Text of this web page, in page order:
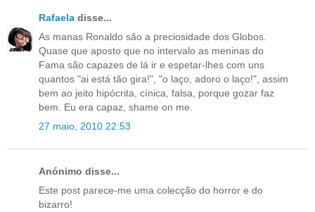
Rafaela disse...
As manas Ronaldo são a preciosidade dos Globos.
Quase que aposto que no intervalo as meninas do
Fama são capazes de lá ir e espetar-lhes com uns
quantos "ai está tão gira!", "o laço, adoro o laço!", assim
bem ao jeito hipócrita, cínica, falsa, porque gozar faz
bem. Eu era capaz, shame on me.
27 maio, 2010 22:53
Anónimo disse...
Este post parece-me uma colecção do horror e do
bizarro!